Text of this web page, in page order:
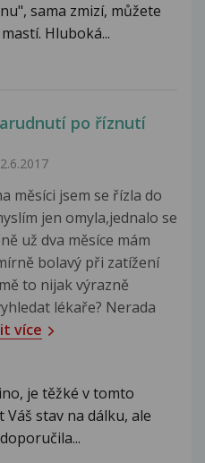
sama zmizí, můžete
Hluboká...
po říznutí
měsíci jsem se řízla do
jen omyla,jednalo se
už dva měsíce mám
bolavý při zatížení
to nijak výrazně
lékaře? Nerada
více
je těžké v tomto
stav na dálku, ale